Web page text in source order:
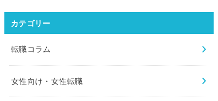
カテゴリー
転職コラム
女性向け・女性転職